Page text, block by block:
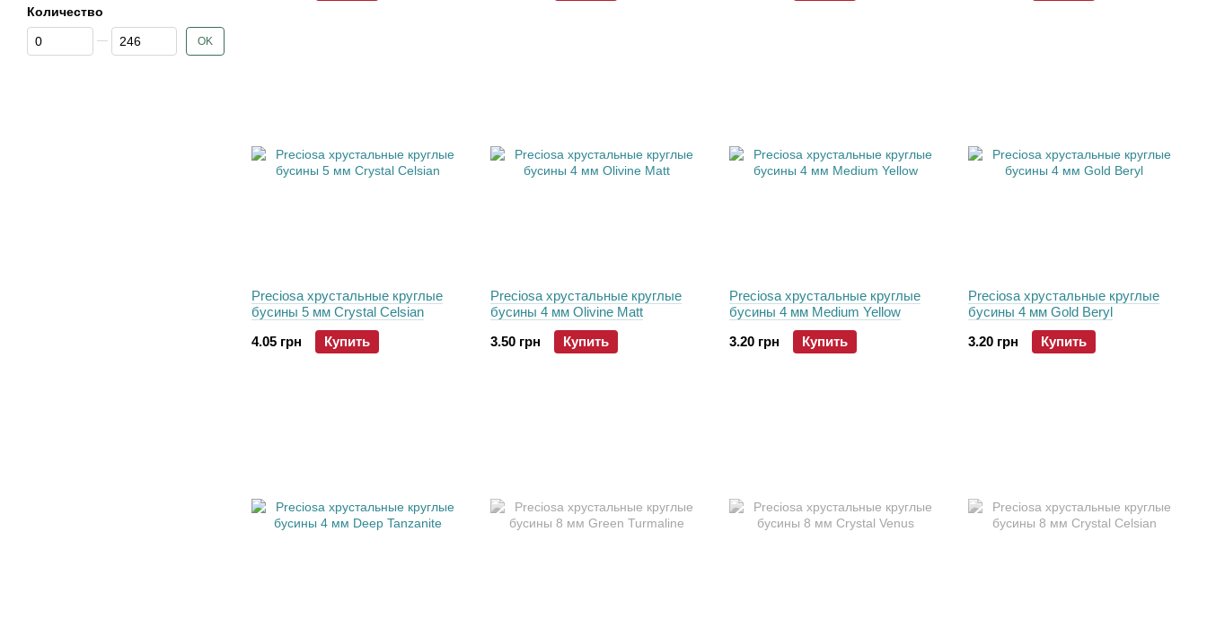
Preciosa хрустальные круглые
бусины 5 мм Crystal Celsian
4.05 грн
Купить
Preciosa хрустальные круглые
бусины 4 мм Olivine Matt
3.50 грн
Купить
Preciosa хрустальные круглые
бусины 4 мм Medium Yellow
3.20 грн
Купить
Preciosa хрустальные круглые
бусины 4 мм Gold Beryl
3.20 грн
Купить
Количество
От Количество
До Количество OK